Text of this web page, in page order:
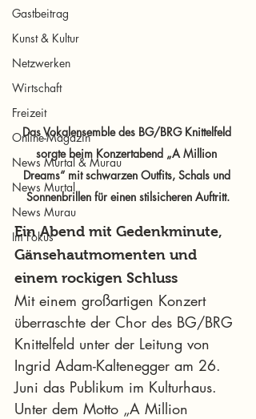
Gastbeitrag
Kunst & Kultur
Netzwerken
Wirtschaft
Freizeit
Online-Magazin
News Murtal & Murau
News Murtal
News Murau
Im Fokus
Das Vokalensemble des BG/BRG Knittelfeld
sorgte beim Konzertabend „A Million
Dreams“ mit schwarzen Outfits, Schals und
Sonnenbrillen für einen stilsicheren Auftritt.
Ein Abend mit Gedenkminute,
Gänsehautmomenten und
einem rockigen Schluss
Mit einem großartigen Konzert
überraschte der Chor des BG/BRG
Knittelfeld unter der Leitung von
Ingrid Adam-Kaltenegger am 26.
Juni das Publikum im Kulturhaus.
Unter dem Motto „A Million